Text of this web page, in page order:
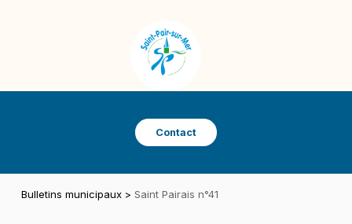
Contact
Bulletins municipaux> Saint Pairais n°41